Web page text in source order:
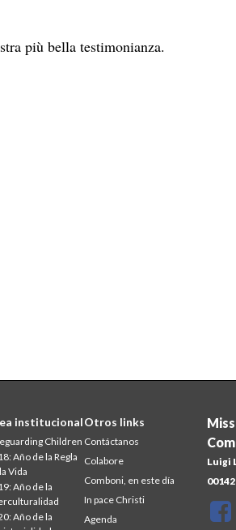
più bella testimonianza.
Luigi
institucional
Children
Año de la Regla
Vida
Año de la
Año de la
Otros links
Contáctanos
Colabore
Comboni, en este día
In pace Christi
Agenda